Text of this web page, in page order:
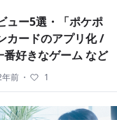
ュー5選・「ポケポ
カードのアプリ化 /
番好きなゲーム など
年前 ・ 1